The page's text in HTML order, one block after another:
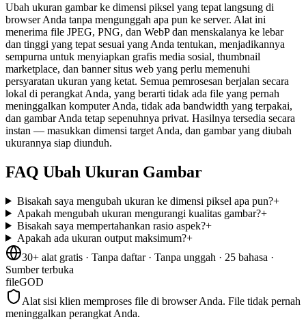
Ubah ukuran gambar ke dimensi piksel yang tepat langsung di
browser Anda tanpa mengunggah apa pun ke server. Alat ini
menerima file JPEG, PNG, dan WebP dan menskalanya ke lebar
dan tinggi yang tepat sesuai yang Anda tentukan, menjadikannya
sempurna untuk menyiapkan grafis media sosial, thumbnail
marketplace, dan banner situs web yang perlu memenuhi
persyaratan ukuran yang ketat. Semua pemrosesan berjalan secara
lokal di perangkat Anda, yang berarti tidak ada file yang pernah
meninggalkan komputer Anda, tidak ada bandwidth yang terpakai,
dan gambar Anda tetap sepenuhnya privat. Hasilnya tersedia secara
instan — masukkan dimensi target Anda, dan gambar yang diubah
ukurannya siap diunduh.
FAQ Ubah Ukuran Gambar
Bisakah saya mengubah ukuran ke dimensi piksel apa pun?+
Apakah mengubah ukuran mengurangi kualitas gambar?+
Bisakah saya mempertahankan rasio aspek?+
Apakah ada ukuran output maksimum?+
30+ alat gratis · Tanpa daftar · Tanpa unggah · 25 bahasa ·
Sumber terbuka
fileGOD
Alat sisi klien memproses file di browser Anda. File tidak pernah
meninggalkan perangkat Anda.